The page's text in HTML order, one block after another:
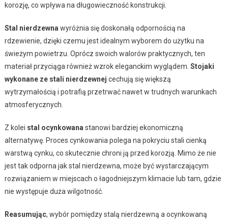
korozję, co wpływa na długowieczność konstrukcji.
Stal nierdzewna wyróżnia się doskonałą odpornością na
rdzewienie, dzięki czemu jest idealnym wyborem do użytku na
świeżym powietrzu. Oprócz swoich walorów praktycznych, ten
materiał przyciąga również wzrok eleganckim wyglądem. Stojaki
wykonane ze stali nierdzewnej cechują się większą
wytrzymałością i potrafią przetrwać nawet w trudnych warunkach
atmosferycznych.
Z kolei stal ocynkowana stanowi bardziej ekonomiczną
alternatywę. Proces cynkowania polega na pokryciu stali cienką
warstwą cynku, co skutecznie chroni ją przed korozją. Mimo że nie
jest tak odporna jak stal nierdzewna, może być wystarczającym
rozwiązaniem w miejscach o łagodniejszym klimacie lub tam, gdzie
nie występuje duża wilgotność.
Reasumując, wybór pomiędzy stalą nierdzewną a ocynkowaną